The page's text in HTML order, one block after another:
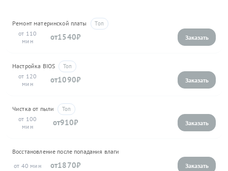
Ремонт материнской платы
110
1540
Настройка BIOS
120
1090
Чистка от пыли
100
910
Восстановление после попадания влаги
40
1870